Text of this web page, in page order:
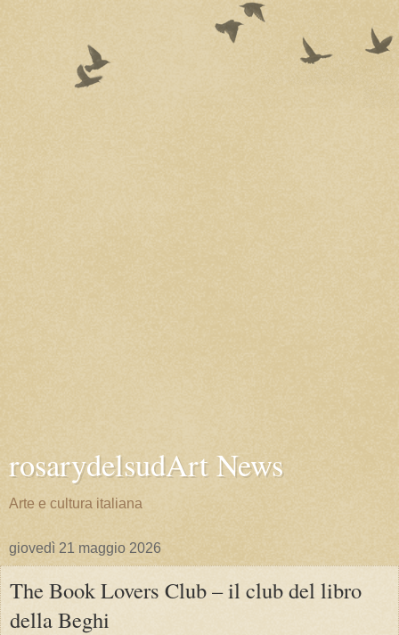
rosarydelsudArt News
Arte e cultura italiana
giovedì 21 maggio 2026
The Book Lovers Club – il club del libro
della Beghi